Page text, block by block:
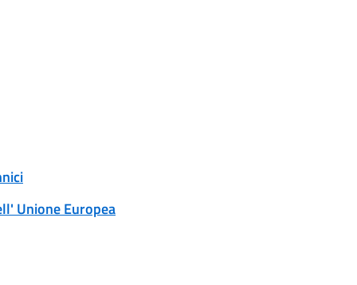
Unione Europea